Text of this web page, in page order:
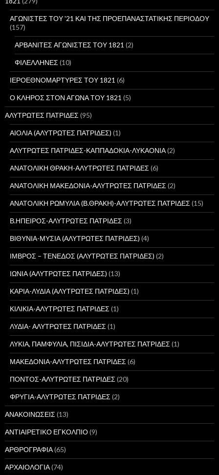
ΑΓΩΝΙΣΤΕΣ ΤΟΥ '21 ΚΑΙ ΤΗΣ ΠΡΟΕΠΑΝΑΣΤΑΤΙΚΗΣ ΠΕΡΙΟΔΟΥ
(157)
ΑΡΒΑΝΙΤΕΣ ΑΓΩΝΙΣΤΕΣ ΤΟΥ 1821 (2)
ΦΙΛΕΛΛΗΝΕΣ (10)
ΙΕΡΟΕΘΝΟΜΑΡΤΥΡΕΣ ΤΟΥ 1821 (6)
Ο ΚΛΗΡΟΣ ΣΤΟΝ ΑΓΩΝΑ ΤΟΥ 1821 (5)
ΑΛΥΤΡΩΤΕΣ ΠΑΤΡΙΔΕΣ (95)
ΑΙΟΛΙΑ (ΑΛΥΤΡΩΤΕΣ ΠΑΤΡΙΔΕΣ) (1)
ΑΛΥΤΡΩΤΕΣ ΠΑΤΡΙΔΕΣ-ΚΑΠΠΑΔΟΚΙΑ-ΛΥΚΑΟΝΙΑ(2)
ΑΝΑΤΟΛΙΚΗ ΘΡΑΚΗ-ΑΛΥΤΡΩΤΕΣ ΠΑΤΡΙΔΕΣ (6)
ΑΝΑΤΟΛΙΚΗ ΜΑΚΕΔΟΝΙΑ-ΑΛΥΤΡΩΤΕΣ ΠΑΤΡΙΔΕΣ (2)
ΑΝΑΤΟΛΙΚΗ ΡΩΜΥΛΙΑ (Β.ΘΡΑΚΗ)-ΑΛΥΤΡΩΤΕΣ ΠΑΤΡΙΔΕΣ (15)
Β.ΗΠΕΙΡΟΣ-ΑΛΥΤΡΩΤΕΣ ΠΑΤΡΙΔΕΣ (3)
ΒΙΘΥΝΙΑ-ΜΥΣΙΑ (ΑΛΥΤΡΩΤΕΣ ΠΑΤΡΙΔΕΣ) (4)
ΙΜΒΡΟΣ – ΤΕΝΕΔΟΣ (ΑΛΥΤΡΩΤΕΣ ΠΑΤΡΙΔΕΣ) (2)
ΙΩΝΙΑ (ΑΛΥΤΡΩΤΕΣ ΠΑΤΡΙΔΕΣ) (13)
ΚΑΡΙΑ-ΛΥΔΙΑ (ΑΛΥΤΡΩΤΕΣ ΠΑΤΡΙΔΕΣ) (1)
ΚΙΛΙΚΙΑ-ΑΛΥΤΡΩΤΕΣ ΠΑΤΡΙΔΕΣ (1)
ΛΥΔΙΑ- ΑΛΥΤΡΩΤΕΣ ΠΑΤΡΙΔΕΣ (1)
ΛΥΚΙΑ, ΠΑΜΦΥΛΙΑ, ΠΙΣΙΔΙΑ-ΑΛΥΤΡΩΤΕΣ ΠΑΤΡΙΔΕΣ (1)
ΜΑΚΕΔΟΝΙΑ-ΑΛΥΤΡΩΤΕΣ ΠΑΤΡΙΔΕΣ (6)
ΠΟΝΤΟΣ-ΑΛΥΤΡΩΤΕΣ ΠΑΤΡΙΔΕΣ (20)
ΦΡΥΓΙΑ-ΑΛΥΤΡΩΤΕΣ ΠΑΤΡΙΔΕΣ (2)
ΑΝΑΚΟΙΝΩΣΕΙΣ (13)
ΑΝΤΙΑΙΡΕΤΙΚΟ ΕΓΚΟΛΠΙΟ(9)
ΑΡΘΡΟΓΡΑΦΙΑ(65)
ΑΡΧΑΙΟΛΟΓΙΑ(74)